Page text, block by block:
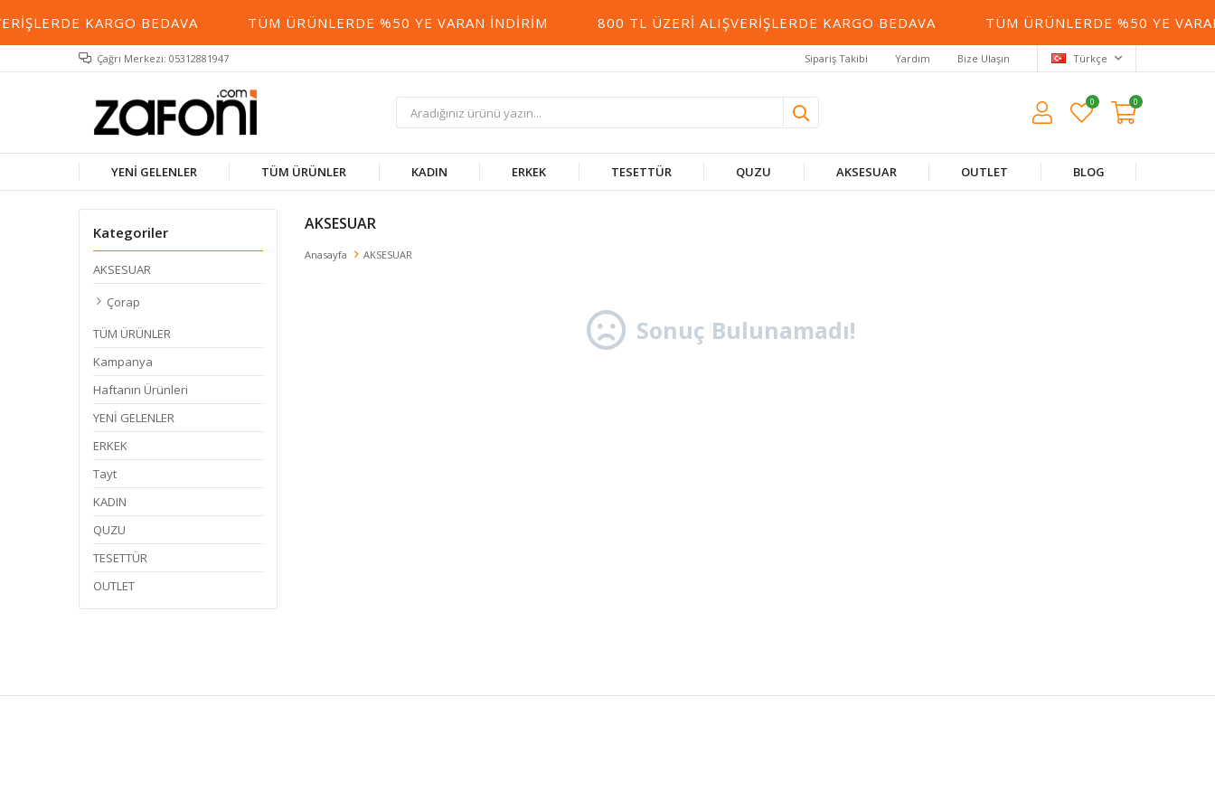
KARGO BEDAVA TÜM ÜRÜNLERDE %50 YE VARAN İNDIRIM 800 TL ÜZERI ALIŞVERIŞLERDE KARGO BEDAVA TÜM ÜRÜNLERDE %50 YE
Çağrı Merkezi: 05312881947 Sipariş Takibi Yardım Bize Ulaşın Türkçe
0 0
YENİ GELENLER TÜM ÜRÜNLER KADIN ERKEK TESETTÜR QUZU AKSESUAR OUTLET BLOG
Kategoriler
AKSESUAR
Çorap
TÜM ÜRÜNLER
Kampanya
Haftanın Ürünleri
YENİ GELENLER
ERKEK
Tayt
KADIN
QUZU
TESETTÜR
OUTLET
AKSESUAR
Anasayfa AKSESUAR
Sonuç Bulunamadı!